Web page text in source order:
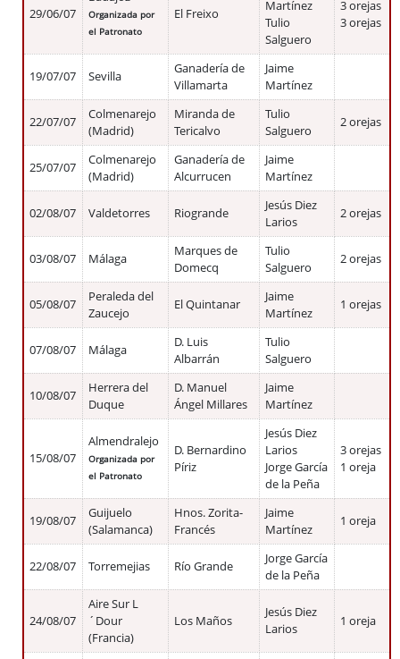
29/06/07
Organizada por
el Patronato
El Freixo
Martínez
Tulio
Salguero
3 orejas
3 orejas
19/07/07 Sevilla
Ganadería de
Villamarta
Jaime
Martínez
22/07/07
Colmenarejo
(Madrid)
Miranda de
Tericalvo
Tulio
Salguero
2 orejas
25/07/07
Colmenarejo
(Madrid)
Ganadería de
Alcurrucen
Jaime
Martínez
02/08/07 Valdetorres Riogrande
Jesús Diez
Larios
2 orejas
03/08/07 Málaga
Marques de
Domecq
Tulio
Salguero
2 orejas
05/08/07
Peraleda del
Zaucejo
El Quintanar
Jaime
Martínez
1 orejas
07/08/07 Málaga
D. Luis
Albarrán
Tulio
Salguero
10/08/07
Herrera del
Duque
D. Manuel
Ángel Millares
Jaime
Martínez
15/08/07
Almendralejo
Organizada por
el Patronato
D. Bernardino
Píriz
Jesús Diez
Larios
Jorge García
de la Peña
3 orejas
1 oreja
19/08/07
Guijuelo
(Salamanca)
Hnos. Zorita­
Francés
Jaime
Martínez
1 oreja
22/08/07 Torremejias Río Grande
Jorge García
de la Peña
24/08/07
Aire Sur L
´Dour
(Francia)
Los Maños
Jesús Diez
Larios
1 oreja